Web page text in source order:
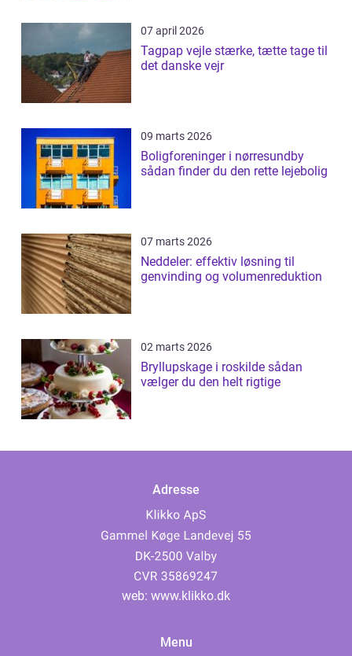
07 april 2026
Tagpap vejle stærke, tætte tage til
det danske vejr
09 marts 2026
Boligforeninger i nørresundby
sådan finder du den rette lejebolig
07 marts 2026
Neddeler: effektiv løsning til
genvinding og volumenreduktion
02 marts 2026
Bryllupskage i roskilde sådan
vælger du den helt rigtige
Adresse
web: www.klikko.dk
Menu